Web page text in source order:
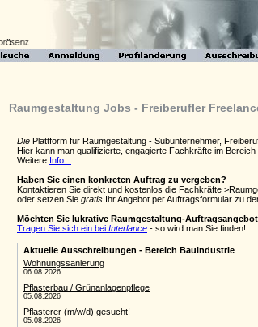
Raumgestaltung Jobs - Freiberufler
Die Plattform für Raumgestaltung - Subunternehmer,
Hier kann man qualifizierte, engagierte Fachkräfte im
Weitere Info...
Haben Sie einen konkreten Auftrag zu vergeben?
Kontaktieren Sie direkt und kostenlos die Fachkräfte
oder setzen Sie gratis Ihr Angebot per Auftragsformular zu
Möchten Sie lukrative Raumgestaltung-
Tragen Sie sich ein bei Interlance - so wird man Sie finden!